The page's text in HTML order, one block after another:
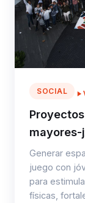
SOCIAL
mayores-
Generar
juego con
para
físicas,